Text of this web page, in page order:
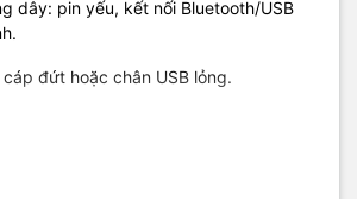
dây: pin yếu, kết nối Bluetooth/USB
đứt hoặc chân USB lỏng.